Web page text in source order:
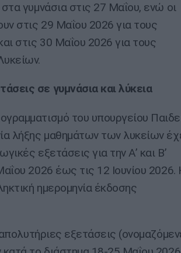
γυμνάσια στις 27 Μαΐου, ενώ οι
στις 29 Μαΐου 2026 για τους
στις 30 Μαΐου 2026 για τους
σε γυμνάσια και λύκεια
του υπουργείου
λήξης μαθημάτων των λυκείων
εξετάσεις για την Α’ και Β’
2026 έως τις 12 Ιουνίου 2026.
ημερομηνία έκδοσης
εξετάσεις